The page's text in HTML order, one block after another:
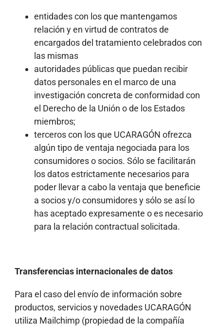
entidades con los que mantengamos
relación y en virtud de contratos de
encargados del tratamiento celebrados con
las mismas
autoridades públicas que puedan recibir
datos personales en el marco de una
investigación concreta de conformidad con
el Derecho de la Unión o de los Estados
miembros;
terceros con los que UCARAGÓN ofrezca
algún tipo de ventaja negociada para los
consumidores o socios. Sólo se facilitarán
los datos estrictamente necesarios para
poder llevar a cabo la ventaja que beneficie
a socios y/o consumidores y sólo se así lo
has aceptado expresamente o es necesario
para la relación contractual solicitada.
Transferencias internacionales de datos
Para el caso del envío de información sobre
productos, servicios y novedades UCARAGÓN
utiliza Mailchimp (propiedad de la compañía